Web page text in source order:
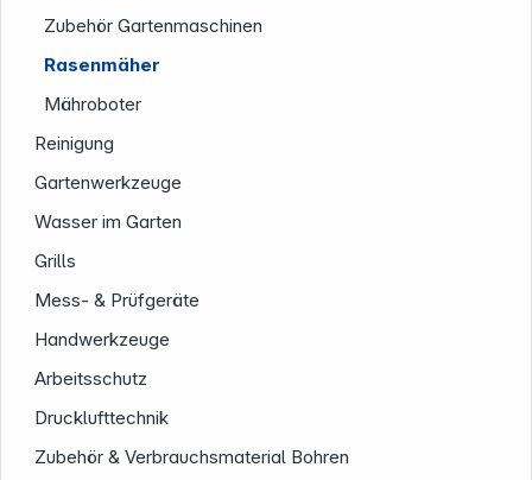
Zubehör Gartenmaschinen
Rasenmäher
Mähroboter
Reinigung
Gartenwerkzeuge
Wasser im Garten
Grills
Mess- & Prüfgeräte
Handwerkzeuge
Arbeitsschutz
Drucklufttechnik
Zubehör & Verbrauchsmaterial Bohren
Service